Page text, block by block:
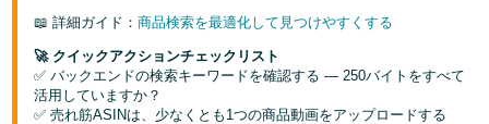
📖 詳細ガイド：商品検索を最適化して見つけやすくする
🚀 クイックアクションチェックリスト
✅ バックエンドの検索キーワードを確認する — 250バイトをすべて
活用していますか？
✅ 売れ筋ASINは、少なくとも1つの商品動画をアップロードする